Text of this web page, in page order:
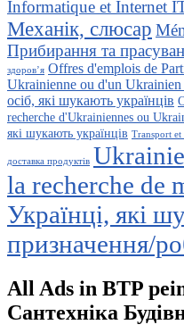
Informatique et Internet
Механік, слюсар
Прибирання та
здоров’я Offres d'emplois de
Ukrainienne ou d'un Ukrainien
осіб, які шукають українців
recherche d'Ukrainiennes ou
які шукають українців Transport et
доставка продуктів
la recherche de
Українці, які
призначення/
All Ads in BTP
Сантехніка